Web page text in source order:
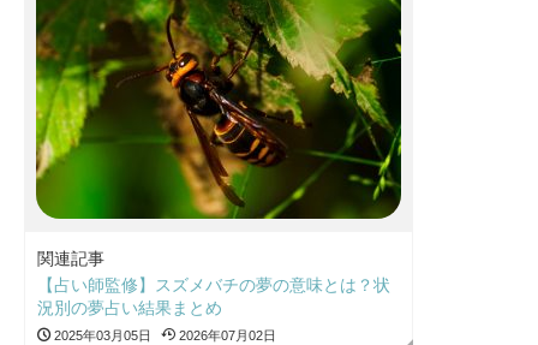
関連記事
【占い師監修】スズメバチの夢の意味とは？状
況別の夢占い結果まとめ
2025年03月05日 2026年07月02日